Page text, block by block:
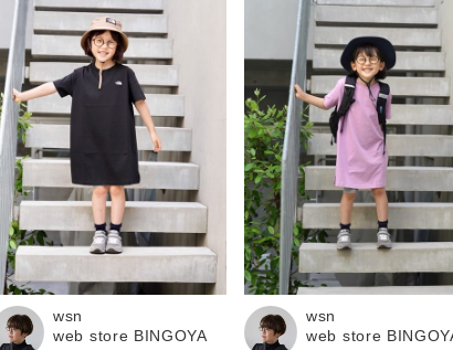
お知らせ
ご利用ガイド
ギフトラッピング
お問い合わせ
在庫
この条件で絞り込む
wsn
web store BINGOYA
wsn
web store